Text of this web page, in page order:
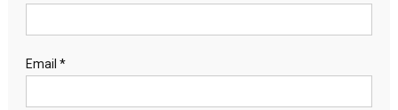
Email *